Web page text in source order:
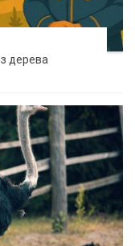
дерева